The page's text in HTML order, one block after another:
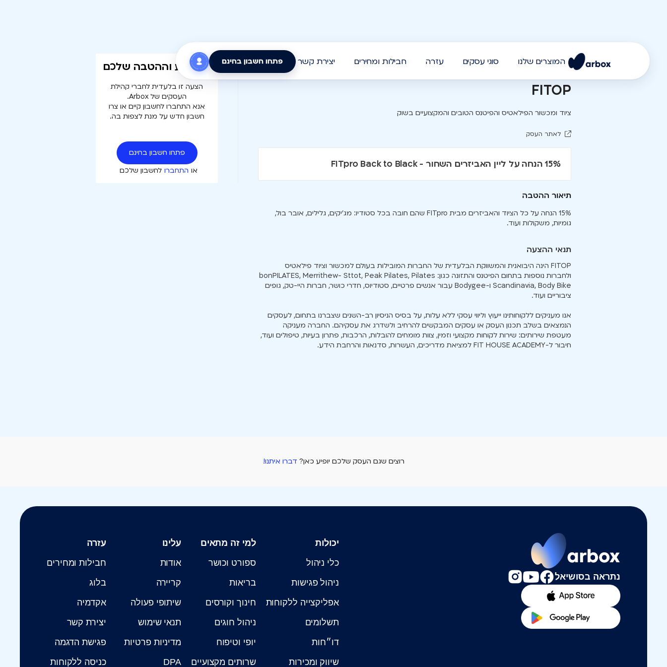
המוצרים שלנו סוגי עסקים עזרה חבילות ומחירים יצירת קשר פתחו חשבון בחינם
FITOP
ציוד ומכשור הפילאטיס והפיטנס הטובים והמקצועיים בשוק
לאתר העסק
15% הנחה על ליין האביזרים השחור - FITpro Back to Black
תיאור ההטבה
15% הנחה על כל הציוד והאביזרים מבית FITpro שהם חובה בכל סטודיו: מג'יקים, גלילים, אובר בול,
גומיות, משקולות ועוד.
תנאי ההצעה
FITOP הינה היבואנית והמשווקת הבלעדית של החברות המובילות בעולם למכשור וציוד פילאטיס
ולחברות נוספות בתחום הפיטנס והתזונה כגון: bonPILATES, Merrithew- Sttot, Peak Pilates, Pilates
Scandinavia, Body Bike ו-Bodygee עבור אנשים פרטיים, סטודיוס, חדרי כושר, חברות היי-טק, גופים
ציבוריים ועוד.
אנו מעניקים ללקוחותינו ייעוץ וליווי עסקי ללא עלות, על בסיס הניסיון רב-השנים שצברנו בתחום, לעסקים
הנמצאים בשלב תכנון העסק או עסקים המבקשים להרחיב ולשדרג את עסקיהם. החברה מעניקה
מעטפת שירותים: שירות לקוחות מקצועי וזמין, צוות מומחים להובלות, הרכבות, פתרון בעיות, טיפולים ועוד,
חיבור ל-FIT HOUSE ACADEMY למציאת מדריכים, העשרות, סדנאות והרחבת הידע.
עוד רגע וההטבה שלכם
הצעה זו בלעדית לחברי קהילת
העסקים של Arbox.
אנא התחברו לחשבון קיים או צרו
חשבון חדש על מנת לצפות בה.
פתחו חשבון בחינם
או התחברו לחשבון שלכם
רוצים שגם העסק שלכם יופיע כאן? דברו איתנו!
נתראה בסושיאל
יכולות
כלי ניהול
ניהול פגישות
אפליקצייה ללקוחות
תשלומים
דו״חות
שיווק ומכירות
למי זה מתאים
ספורט וכושר
בריאות
חינוך וקורסים
ניהול חוגים
יופי וטיפוח
שרותים מקצועיים
עלינו
אודות
קריירה
שיתופי פעולה
תנאי שימוש
מדיניות פרטיות
DPA
עזרה
חבילות ומחירים
בלוג
אקדמיה
יצירת קשר
פגישת הדגמה
כניסה ללקוחות